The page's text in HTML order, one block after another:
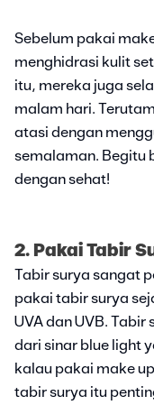
Sebelum pakai
menghidrasi kulit
itu, mereka juga
malam hari.
atasi dengan
semalaman. Begitu
dengan sehat!
2. Pakai Tabir
Tabir surya sangat
pakai tabir surya
UVA dan UVB.
dari sinar blue light
kalau pakai make
tabir surya itu